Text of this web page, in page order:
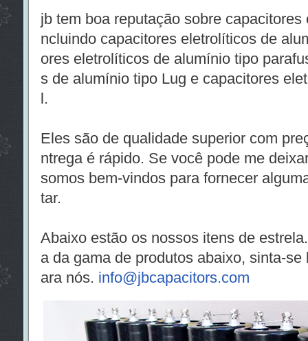
jb tem boa reputação sobre
ncluindo capacitores eletrolíticos de
ores eletrolíticos de alumínio tipo
s de alumínio tipo Lug e capacitores
l.
Eles são de qualidade superior com
ntrega é rápido. Se você pode me
somos bem-vindos para fornecer
tar.
Abaixo estão os nossos itens de
a da gama de produtos abaixo, sinta-
ara nós. info@jbcapacitors.com